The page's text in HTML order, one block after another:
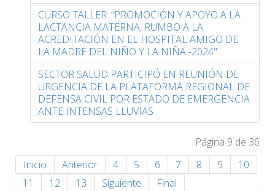
CURSO TALLER: “PROMOCIÓN Y APOYO A LA
LACTANCIA MATERNA, RUMBO A LA
ACREDITACIÓN EN EL HOSPITAL AMIGO DE
LA MADRE DEL NIÑO Y LA NIÑA -2024".
SECTOR SALUD PARTICIPÓ EN REUNIÓN DE
URGENCIA DE LA PLATAFORMA REGIONAL DE
DEFENSA CIVIL POR ESTADO DE EMERGENCIA
ANTE INTENSAS LLUVIAS
Página 9 de 36
Inicio
Anterior 4 5 6 7 8 9
10
11
12 13 Siguiente Final